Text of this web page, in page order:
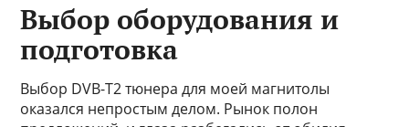
Выбор оборудования и
подготовка
Выбор DVB-T2 тюнера для моей магнитолы
оказался непростым делом. Рынок полон